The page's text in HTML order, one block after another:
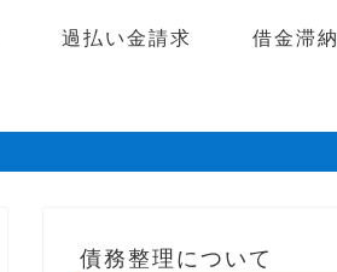
過払い金請求
借金滞納
債務整理について